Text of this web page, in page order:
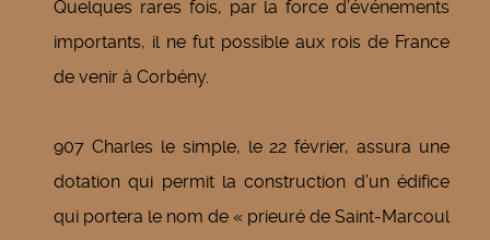
Quelques rares fois, par la force d’événements
importants, il ne fut possible aux rois de France
de venir à Corbény.
907 Charles le simple, le 22 février, assura une
dotation qui permit la construction d’un édifice
qui portera le nom de « prieuré de Saint-Marcoul